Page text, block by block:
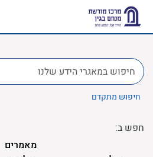
לחפש
ב:
חיפוש מתקדם
חפש ב:
מאמרים